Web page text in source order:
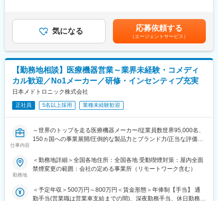
変更の範囲：会社の定める業務
す。
・会計システムおよび周辺オペレーションの整備
・監査法人対応
・経営陣向けレポーティング資料の作成
・各部門と連携した管理体制の構築・改善
・日常経理業務の運営および改善
・会計論点の整理および会計処理方針の検討
・税理士等の外部専門家との連携
・内部統制の整備・運用
・開示対応、IPO準備
キャリア構築が可能です
・AI活用による業務自動化・高度化を積極的に推進しており、定
型業務の効率化だけでなく、より付加価値の高い業務へ注力でき
給与補足＞※面談を通じてスキル等をもとに決定します。賃金はあ
くまでも目安の金額であり、選考を通じて上下する可能性があり
ます。月給(月額)は固定手当を含めた表記です。
気になる 応募依頼する
（エージェントサービス）
【勤務地相談】医療機器営業～業界未経験・コメディ
カル歓迎／No1メーカー／研修・インセンティブ充実
日本メドトロニック株式会社
正社員 5名以上採用 業種未経験歓迎
仕事内容
～世界のトップを走る医療機器メーカー/従業員数世界95,000名、
150ヵ国への事業展開/圧倒的な製品力とブランド力/正当な評価体
いう社会貢献度～
て最前線で業界をリードしています。
勤務地
＜勤務地詳細＞全国各地住所：全国各地 受動喫煙対策：屋内全面
禁煙変更の範囲：会社の定める事業所（リモートワーク含む）
＜予定年収＞500万円～800万円＜賃金形態＞年俸制【手当】 通
勤手当(営業職は営業車支給までの間)、深夜勤務手当、休日勤務手